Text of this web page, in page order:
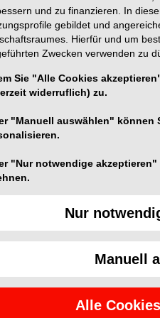
resorbierbares
zeigt auf mikroskopischer
nur minimale
eine hohe, über dem USP
PGLA90 insbesonders
für das Gewebe.
wird ein Kreuzknoten
des Knotens sollten 2 bis 3
an atraumatischen,
ausgezeichnete chirurgische
sowie den verfügbaren
sowie dem detaillierten
und zu finanzieren. In
gebildet und
Hierfür und um
Zwecken verwenden zu
Sie "Alle Cookies
widerruflich) zu.
"Manuell auswählen" können
"Nur notwendige
Nur
Manuell
Alle